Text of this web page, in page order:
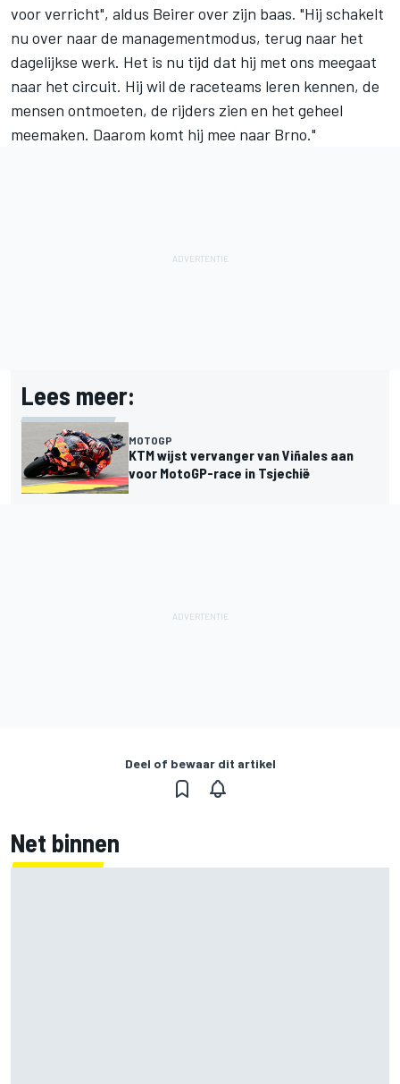
voor verricht", aldus Beirer over zijn baas. "Hij schakelt
nu over naar de managementmodus, terug naar het
dagelijkse werk. Het is nu tijd dat hij met ons meegaat
naar het circuit. Hij wil de raceteams leren kennen, de
mensen ontmoeten, de rijders zien en het geheel
meemaken. Daarom komt hij mee naar Brno."
Lees meer:
MOTOGP
KTM wijst vervanger van Viñales aan
voor MotoGP-race in Tsjechië
Deel of bewaar dit artikel
Net binnen